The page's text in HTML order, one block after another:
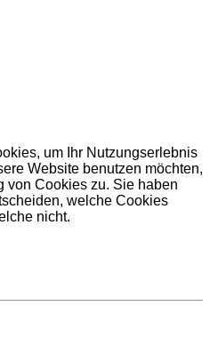
um Ihr Nutzungserlebnis
Website benutzen möchten,
von Cookies zu. Sie haben
welche Cookies
nicht.